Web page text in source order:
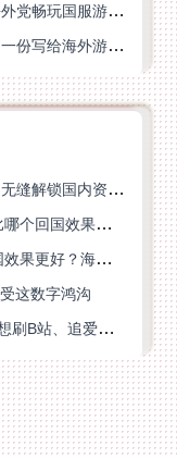
足球世界国外加速器下载安装指南：海外党畅玩国服游戏的终极解决方案
国外玩合金弹头：觉醒用什么加速器？一份写给海外游子的畅玩指南
海外党必看：如何选对回国翻墙VPN，无缝解锁国内资源？
ChickCN VPN好用吗？和海牛VPN对比哪个回国效果更好？
ChickCN VPN和当归VPN对比哪个回国效果更好？海外党亲测后选了它
这数字鸿沟
Quickback和巨鲸好用吗？在海外深夜想刷B站、追爱奇艺的你，或许正需要这份答案